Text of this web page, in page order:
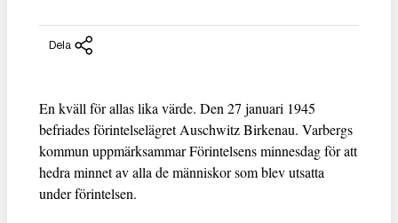
Dela
En kväll för allas lika värde. Den 27 januari 1945
befriades förintelselägret Auschwitz Birkenau. Varbergs
kommun uppmärksammar Förintelsens minnesdag för att
hedra minnet av alla de människor som blev utsatta
under förintelsen.